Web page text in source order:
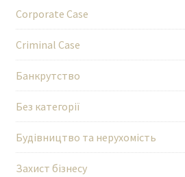
Corporate Case
Criminal Case
Банкрутство
Без категорії
Будівництво та нерухомість
Захист бізнесу